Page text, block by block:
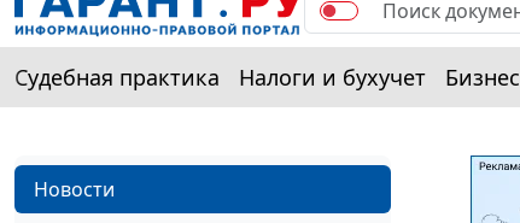
Судебная практика Налоги и бухучет Бизнес
Новости